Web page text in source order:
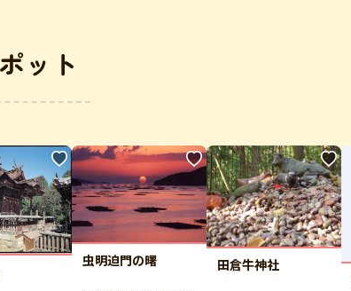
ット
虫明迫門の曙 田倉牛神社